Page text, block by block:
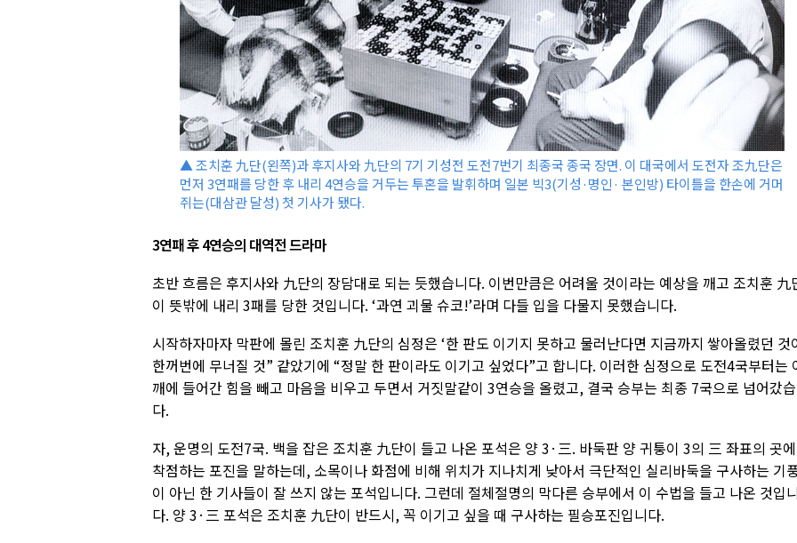
▲ 조치훈 九단(왼쪽)과 후지사와 九단의 7기 기성전 도전7번기 최종국 종국 장면. 이 대국에서 도전자 조九단은
먼저 3연패를 당한 후 내리 4연승을 거두는 투혼을 발휘하며 일본 빅3(기성·명인· 본인방) 타이틀을 한손에 거머
쥐는(대삼관 달성) 첫 기사가 됐다.
3연패 후 4연승의 대역전 드라마
초반 흐름은 후지사와 九단의 장담대로 되는 듯했습니다. 이번만큼은 어려울 것이라는 예상을 깨고 조치훈 九
이 뜻밖에 내리 3패를 당한 것입니다. ‘과연 괴물 슈코!’라며 다들 입을 다물지 못했습니다.
시작하자마자 막판에 몰린 조치훈 九단의 심정은 ‘한 판도 이기지 못하고 물러난다면 지금까지 쌓아올렸던 것
한꺼번에 무너질 것” 같았기에 “정말 한 판이라도 이기고 싶었다”고 합니다. 이러한 심정으로 도전4국부터는
깨에 들어간 힘을 빼고 마음을 비우고 두면서 거짓말같이 3연승을 올렸고, 결국 승부는 최종 7국으로 넘어갔
다.
자, 운명의 도전7국. 백을 잡은 조치훈 九단이 들고 나온 포석은 양 3·三. 바둑판 양 귀퉁이 3의 三 좌표의 곳에
착점하는 포진을 말하는데, 소목이나 화점에 비해 위치가 지나치게 낮아서 극단적인 실리바둑을 구사하는 기
이 아닌 한 기사들이 잘 쓰지 않는 포석입니다. 그런데 절체절명의 막다른 승부에서 이 수법을 들고 나온 것입니
다. 양 3·三 포석은 조치훈 九단이 반드시, 꼭 이기고 싶을 때 구사하는 필승포진입니다.